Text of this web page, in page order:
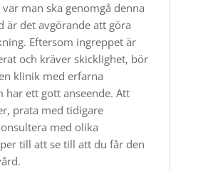
man ska genomgå denna
är det avgörande att göra
Eftersom ingreppet är
och kräver skicklighet, bör
klinik med erfarna
har ett gott anseende. Att
prata med tidigare
med olika
till att se till att du får den